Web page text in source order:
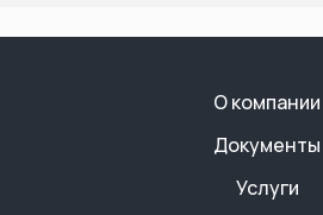
О компании
Услуги
Документы